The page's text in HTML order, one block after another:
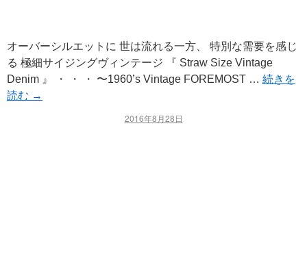
オーバーシルエットに 世は流れる一方、 特別な需要を感じ
る 極細サイジングヴィンテージ 『 Straw Size Vintage
Denim 』 ・ ・ ・ 〜1960’s Vintage FOREMOST … 続きを
読む →
2016年8月28日